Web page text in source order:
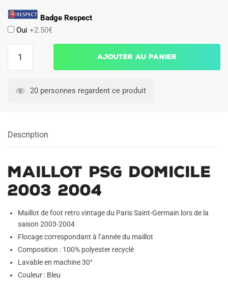
Badge Respect
Oui +2.50€
PSG
Ajouter au panier
20 personnes regardent ce produit
Description
Maillot PSG Domicile
2003 2004
Maillot de foot retro vintage du Paris Saint-Germain lors de la
saison 2003-2004
Flocage correspondant à l’année du maillot
Composition : 100% polyester recyclé
Lavable en machine 30°
Couleur : Bleu